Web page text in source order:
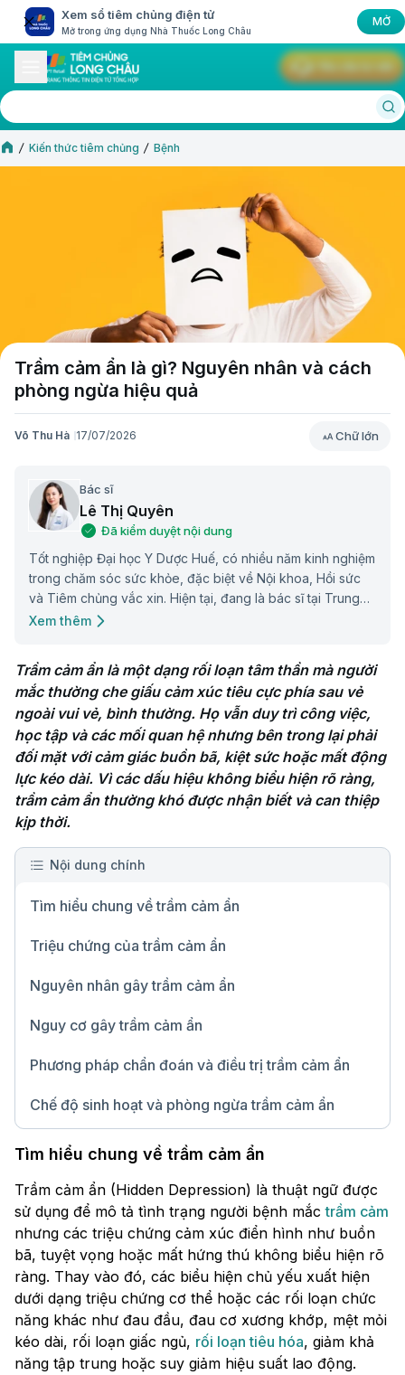
Xem sổ tiêm chủng điện tử
Mở trong ứng dụng Nhà Thuốc Long Châu
MỞ
Kiến thức tiêm chủng Bệnh
Trầm cảm ẩn là gì? Nguyên nhân và cách
phòng ngừa hiệu quả
Võ Thu Hà 17/07/2026 Chữ lớn
Bác sĩ
Lê Thị Quyên
Đã kiểm duyệt nội dung
Tốt nghiệp Đại học Y Dược Huế, có nhiều năm kinh nghiệm
trong chăm sóc sức khỏe, đặc biệt về Nội khoa, Hồi sức
và Tiêm chủng vắc xin. Hiện tại, đang là bác sĩ tại Trung
tâm Tiêm chủng Long Châu.
Xem thêm
Trầm cảm ẩn là một dạng rối loạn tâm thần mà người
mắc thường che giấu cảm xúc tiêu cực phía sau vẻ
ngoài vui vẻ, bình thường. Họ vẫn duy trì công việc,
học tập và các mối quan hệ nhưng bên trong lại phải
đối mặt với cảm giác buồn bã, kiệt sức hoặc mất động
lực kéo dài. Vì các dấu hiệu không biểu hiện rõ ràng,
trầm cảm ẩn thường khó được nhận biết và can thiệp
kịp thời.
Nội dung chính
Tìm hiểu chung về trầm cảm ẩn
Triệu chứng của trầm cảm ẩn
Nguyên nhân gây trầm cảm ẩn
Nguy cơ gây trầm cảm ẩn
Phương pháp chẩn đoán và điều trị trầm cảm ẩn
Chế độ sinh hoạt và phòng ngừa trầm cảm ẩn
Tìm hiểu chung về trầm cảm ẩn
Trầm cảm ẩn (Hidden Depression) là thuật ngữ được
sử dụng để mô tả tình trạng người bệnh mắctrầm cảm
nhưng các triệu chứng cảm xúc điển hình như buồn
bã, tuyệt vọng hoặc mất hứng thú không biểu hiện rõ
ràng. Thay vào đó, các biểu hiện chủ yếu xuất hiện
dưới dạng triệu chứng cơ thể hoặc các rối loạn chức
năng khác như đau đầu, đau cơ xương khớp, mệt mỏi
kéo dài, rối loạn giấc ngủ, rối loạn tiêu hóa, giảm khả
năng tập trung hoặc suy giảm hiệu suất lao động.